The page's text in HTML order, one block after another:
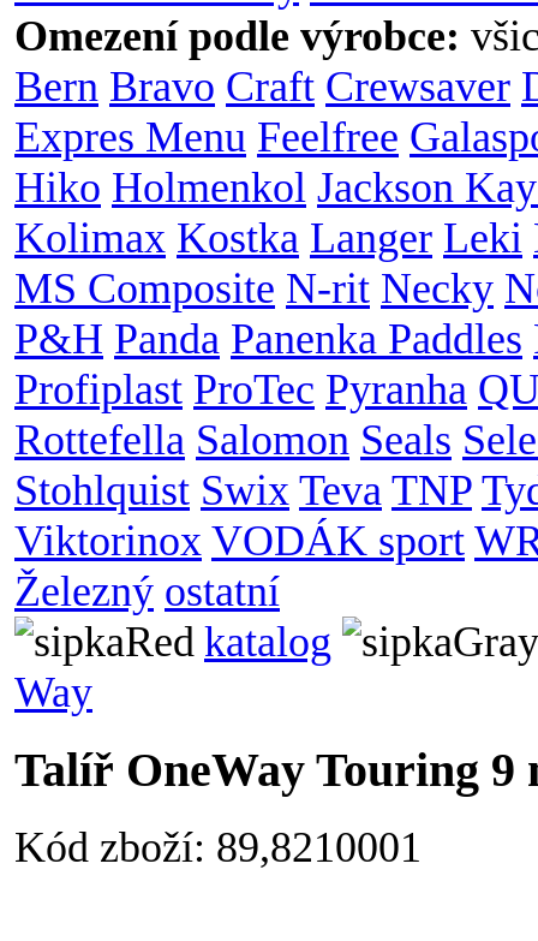
Omezení podle výrobce:
Bern Bravo Craft Crewsaver
Expres Menu Feelfree
Hiko Holmenkol Jackson
Kolimax Kostka Langer Leki
MS Composite N-rit Necky
P&H Panda Panenka Paddles
Profiplast ProTec Pyranha
Rottefella Salomon Seals
Stohlquist Swix Teva TNP
Viktorinox VODÁK sport
Železný ostatní
katalog
Way
Talíř OneWay Touring 9
Kód zboží: 89,8210001